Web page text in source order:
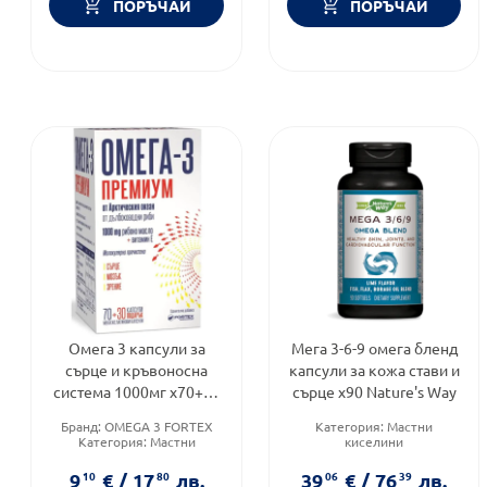
ПОРЪЧАЙ ПОРЪЧАЙ
Омега 3 капсули за
сърце и кръвоносна
система 1000мг х70+30
Бранд: OMEGA 3 FORTEX
Категория: Мастни
Форма на продукта:
910 € / 1780 лв.
Мега 3-6-9 омега бленд
капсули за кожа стави и
сърце х90 Nature's Way
Категория: Мастни
киселини
възрастни
3906 € / 7639 лв.